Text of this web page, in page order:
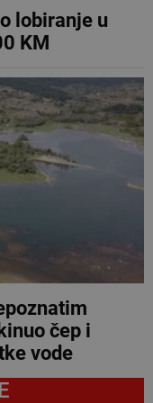
lobiranje u
KM
čep i
vode